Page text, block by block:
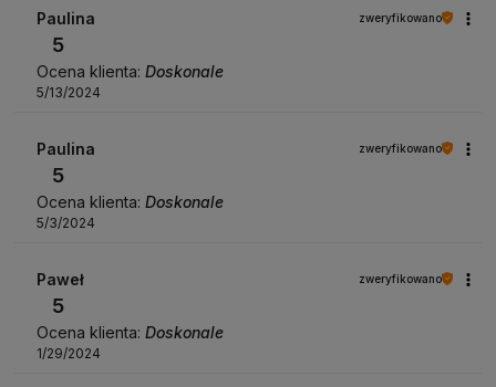
Paulina zweryfikowano
5
Ocena klienta: Doskonale
5/13/2024
Paulina zweryfikowano
5
Ocena klienta: Doskonale
5/3/2024
Paweł zweryfikowano
5
Ocena klienta: Doskonale
1/29/2024